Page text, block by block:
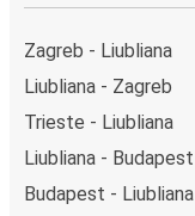
Zagreb - Liubliana
Liubliana - Zagreb
Trieste - Liubliana
Liubliana - Budapest
Budapest - Liubliana